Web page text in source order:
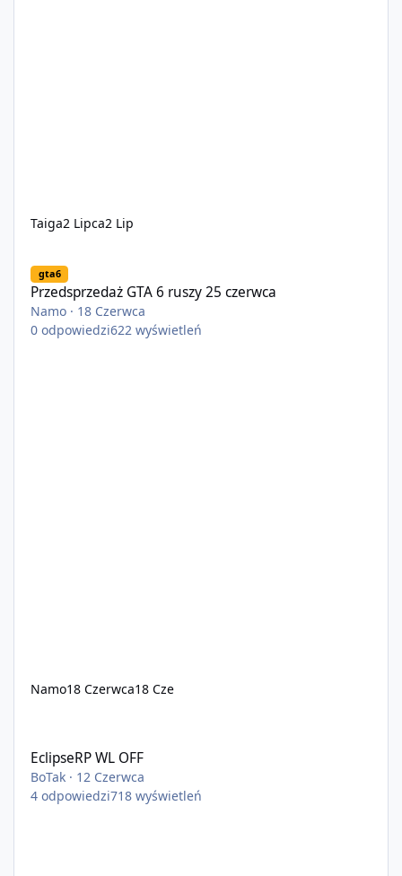
Taiga2 Lipca2 Lip
gta6
Przedsprzedaż GTA 6 ruszy 25 czerwca
Namo · 18 Czerwca
0 odpowiedzi622 wyświetleń
Namo18 Czerwca18 Cze
EclipseRP WL OFF
BoTak · 12 Czerwca
4 odpowiedzi718 wyświetleń